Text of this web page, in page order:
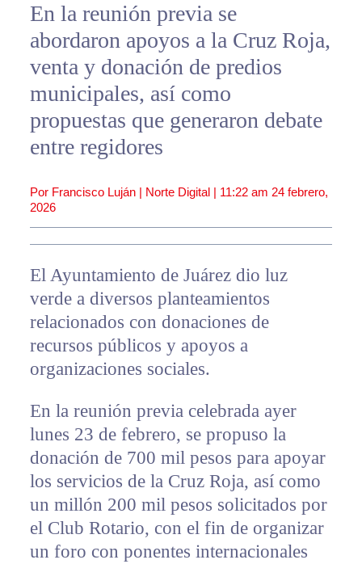
En la reunión previa se
abordaron apoyos a la Cruz Roja,
venta y donación de predios
municipales, así como
propuestas que generaron debate
entre regidores
Por Francisco Luján | Norte Digital | 11:22 am 24 febrero,
2026
El Ayuntamiento de Juárez dio luz
verde a diversos planteamientos
relacionados con donaciones de
recursos públicos y apoyos a
organizaciones sociales.
En la reunión previa celebrada ayer
lunes 23 de febrero, se propuso la
donación de 700 mil pesos para apoyar
los servicios de la Cruz Roja, así como
un millón 200 mil pesos solicitados por
el Club Rotario, con el fin de organizar
un foro con ponentes internacionales